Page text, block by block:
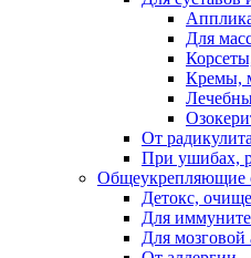
Для
Кремы,
От
При ушибах,
Общеукрепляющие
Детокс,
Для
Для мозговой